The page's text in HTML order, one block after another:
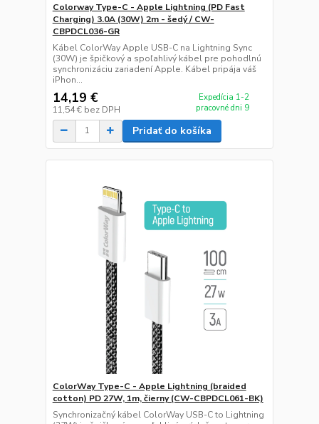
Colorway Type-C - Apple Lightning (PD Fast
Charging) 3.0А (30W) 2m - šedý / CW-
CBPDCL036-GR
Kábel ColorWay Apple USB-C na Lightning Sync
(30W) je špičkový a spoľahlivý kábel pre pohodlnú
synchronizáciu zariadení Apple. Kábel pripája váš
iPhon...
14,19 €
11,54 € bez DPH
Expedícia 1-2
pracovné dni 9
Pridať do košíka
ColorWay Type-C - Apple Lightning (braided
cotton) PD 27W, 1m, čierny (CW-CBPDCL061-BK)
Synchronizačný kábel ColorWay USB-C to Lightning